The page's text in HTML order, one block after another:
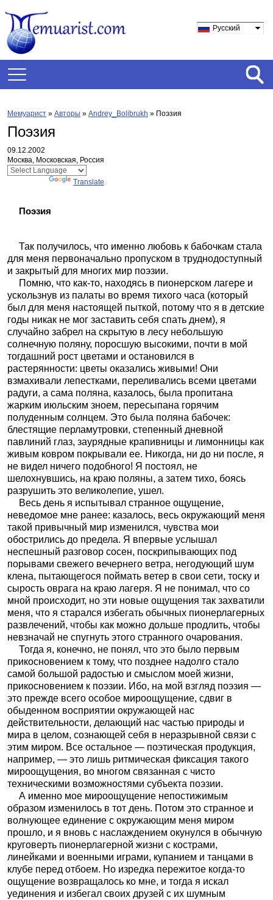
Русский
Мемуарист » Авторы » Andrey_Bolibrukh » Поэзия
Поэзия
09.12.2002
Москва, Московская, Россия
Translate
Поэзия
Так получилось, что именно любовь к бабочкам стала
для меня первоначально пропуском в труднодоступный
и закрытый для многих мир поэзии.
Помню, что как-то, находясь в пионерском лагере и
ускользнув из палаты во время тихого часа (который
был для меня настоящей пыткой, потому что я в детские
годы никак не мог заставить себя спать днем), я
случайно забрел на скрытую в лесу небольшую
солнечную поляну, поросшую высокими, почти в мой
тогдашний рост цветами и остановился в
растерянности: цветы оказались живыми! Они
взмахивали лепестками, переливались всеми цветами
радуги, а сама поляна, казалось, была пропитана
жарким июльским зноем, пересыпана горячим
полуденным солнцем. Это была поляна бабочек:
блестящие перламутровки, степенный дневной
павлиний глаз, заурядные крапивницы и лимонницы как
живым ковром покрывали ее. Никогда, ни до ни после, я
не видел ничего подобного! Я постоял, не
шелохнувшись, на краю поляны, а затем тихо, боясь
разрушить это великолепие, ушел.
Весь день я испытывал странное ощущение,
неведомое мне ранее: казалось, весь окружающий меня
такой привычный мир изменился, чувства мои
обострились до предела. Я впервые услышал
неспешный разговор сосен, поскрипывающих под
порывами свежего вечернего ветра, негодующий шум
клена, пытающегося поймать ветер в свои сети, тоску и
сырость оврага на краю лагеря. Я не понимал, что со
мной происходит, но эти новые ощущения так захватили
меня, что я старался избегать обычных пионерлагерных
развлечений, чтобы как можно дольше продлить, чтобы
невзначай не спугнуть этого странного очарования.
Тогда я, конечно, не понял, что это было первым
прикосновением к тому, что позднее надолго стало
самой большой радостью и смыслом моей жизни,
прикосновением к поэзии. Ибо, на мой взгляд поэзия —
это прежде всего особое мироощущение, сдвиг в
обыденном восприятии окружающей нас
действительности, делающий нас частью природы и
мира в целом, сознающей себя в неразрывной связи с
этим миром. Все остальное — поэтическая продукция,
например, — это лишь ритмическая фиксация такого
мироощущения, во многом связанная с чисто
техническими возможностями субъекта поэзии.
А именно мое мироощущение непостижимым
образом изменилось в тот день. Потом это странное и
волнующее единение с окружающим меня миром
прошло, и я вновь с наслаждением окунулся в обычную
круговерть пионерлагерной жизни с кострами,
линейками и военными играми, купанием и танцами в
клубе перед отбоем. Но изредка пережитое когда-то
ощущение возвращалось ко мне, и тогда я искал
уединения и избегал своих друзей с их шумным